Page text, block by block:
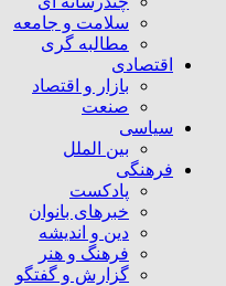
سلامت و جامعه
مطالبه گری
اقتصادی
بازار و اقتصاد
صنعت
سیاسی
بین الملل
فرهنگی
پادکست
خبرهای بانوان
دین و اندیشه
فرهنگ و هنر
گزارش و گفتگو